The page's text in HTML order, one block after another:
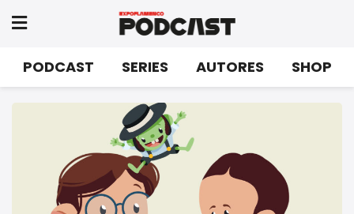
PODCAST SERIES AUTORES SHOP